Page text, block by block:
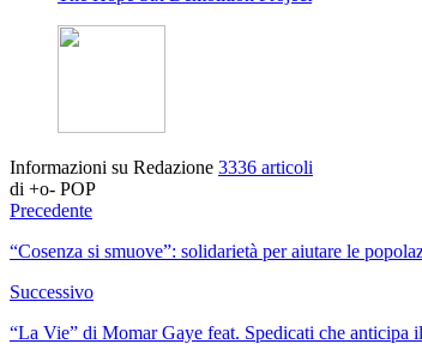
Informazioni su Redazione 3336 articoli
di +o- POP
Precedente
“Cosenza si smuove”: solidarietà per aiutare le
Successivo
“La Vie” di Momar Gaye feat. Spedicati che anticipa il